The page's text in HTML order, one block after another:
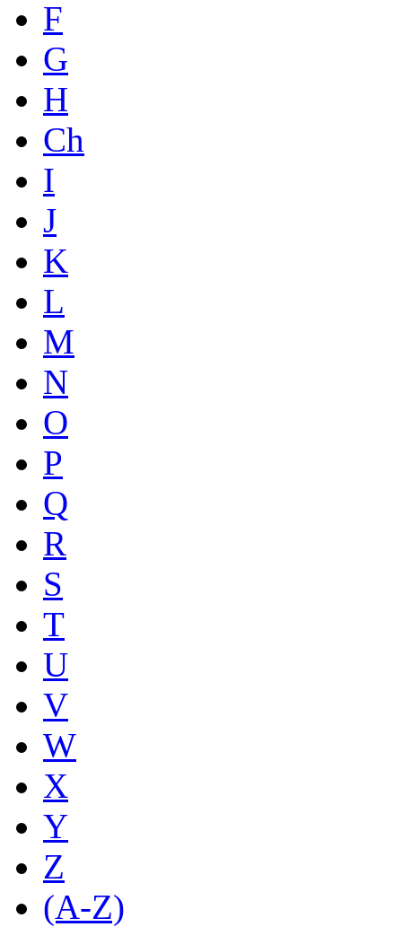
F
G
H
Ch
I
J
K
L
M
N
O
P
Q
R
S
T
U
V
W
X
Y
Z
(A-Z)